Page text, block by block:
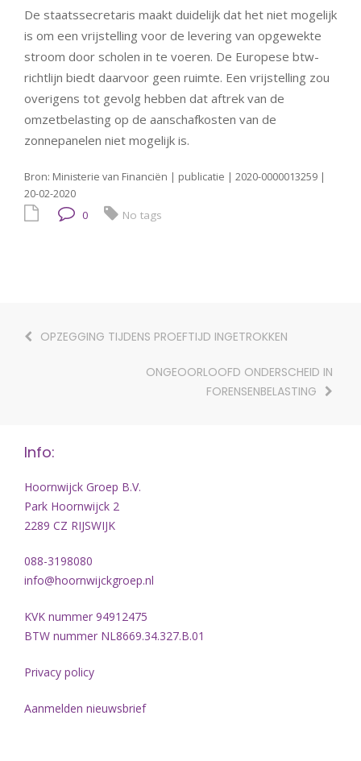
De staatssecretaris maakt duidelijk dat het niet mogelijk
is om een vrijstelling voor de levering van opgewekte
stroom door scholen in te voeren. De Europese btw-
richtlijn biedt daarvoor geen ruimte. Een vrijstelling zou
overigens tot gevolg hebben dat aftrek van de
omzetbelasting op de aanschafkosten van de
zonnepanelen niet mogelijk is.
Bron: Ministerie van Financiën | publicatie | 2020-0000013259 |
20-02-2020
0 No tags
OPZEGGING TIJDENS PROEFTIJD INGETROKKEN
ONGEOORLOOFD ONDERSCHEID IN
FORENSENBELASTING
Info:
Hoornwijck Groep B.V.
Park Hoornwijck 2
2289 CZ RIJSWIJK
088-3198080
info@hoornwijckgroep.nl
KVK nummer 94912475
BTW nummer NL8669.34.327.B.01
Privacy policy
Aanmelden nieuwsbrief